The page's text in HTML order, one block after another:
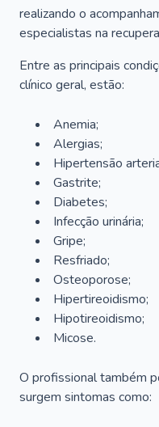
realizando o
especialistas na
Entre as principais
clínico geral, estão:
Anemia;
Alergias;
Hipertensão
Gastrite;
Diabetes;
Infecção urinária;
Gripe;
Resfriado;
Osteoporose;
Hipertireoidismo;
Hipotireoidismo;
Micose.
O profissional também
surgem sintomas como: